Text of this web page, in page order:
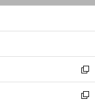
ン
ウ
開
く
新
し
い
新